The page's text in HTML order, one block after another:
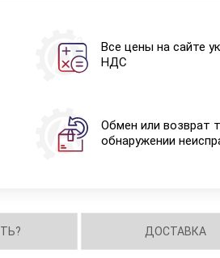
Все цены на сайте
НДС
Обмен или возврат
обнаружении
ДОСТАВКА